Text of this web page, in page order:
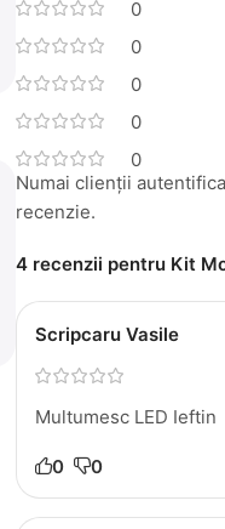
0
0
0
0
0
4 recenzii pentru Kit
Scripcaru Vasile
Multumesc LED Ieftin
0 0
Numai clienții
recenzie.